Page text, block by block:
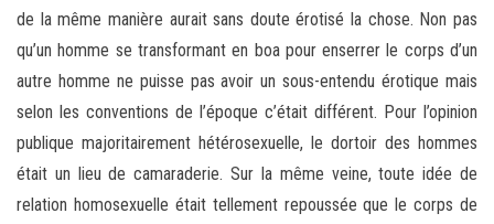
de la même manière aurait sans doute érotisé la chose. Non pas
qu’un homme se transformant en boa pour enserrer le corps d’un
autre homme ne puisse pas avoir un sous-entendu érotique mais
selon les conventions de l’époque c’était différent. Pour l’opinion
publique majoritairement hétérosexuelle, le dortoir des hommes
était un lieu de camaraderie. Sur la même veine, toute idée de
relation homosexuelle était tellement repoussée que le corps de